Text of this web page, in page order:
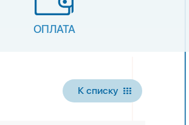
ОПЛАТА
К списку